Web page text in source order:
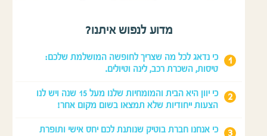
מדוע לנפוש איתנו?
כי נדאג לכל מה שצריך לחופשה המושלמת שלכם:
טיסות, השכרת רכב, לינה וטיולים.
כי יוון היא הבית והמומחיות שלנו מעל 15 שנה ויש לנו
הצעות ייחודיות שלא תמצאו בשום מקום אחר!
כי אנחנו חברת בוטיק שנותנת לכם יחס אישי ותופרת